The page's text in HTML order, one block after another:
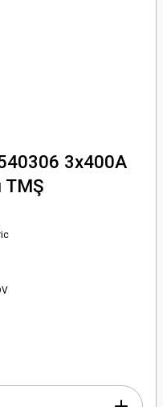
3x400A
TMŞ